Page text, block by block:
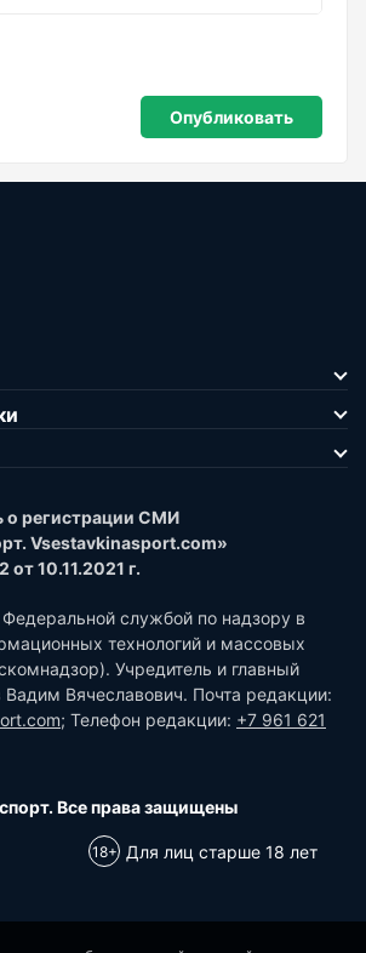
о регистрации СМИ
Vsestavkinasport.com»
10.11.2021 г.
службой по надзору в
технологий и массовых
Учредитель и главный
Вячеславович. Почта редакции:
; Телефон редакции: +7 961 621
Все права защищены
Для лиц старше 18 лет